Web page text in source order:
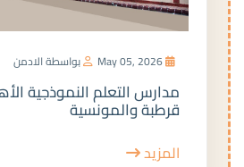
بواسطة الادمن
مدارس التعلم النموذجية
قرطبة والمونسية
المزيد